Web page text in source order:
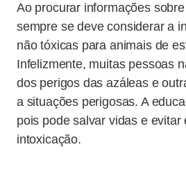
Ao procurar informações
sempre se deve considerar a
não tóxicas para animais de
Infelizmente, muitas pessoas
dos perigos das azáleas e
a situações perigosas. A
pois pode salvar vidas e evitar
intoxicação.